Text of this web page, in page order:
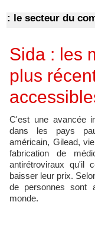
secteur du
Sida : les
plus
C'est une avancée
dans les pays
américain, Gilead,
fabrication de
antirétroviraux qu'il
baisser leur prix.
de personnes sont
monde.